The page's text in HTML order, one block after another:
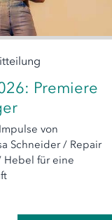
Premiere
von
Schneider / Repair
Hebel für eine